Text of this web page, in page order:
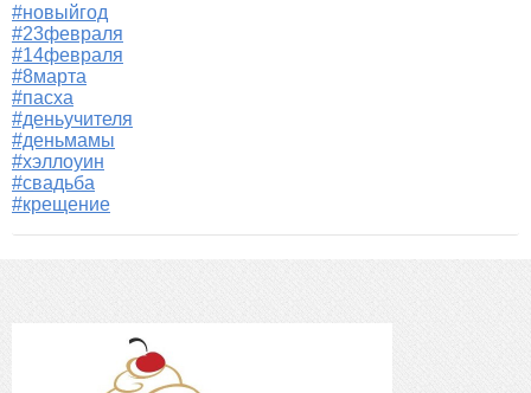
#новыйгод
#23февраля
#14февраля
#8марта
#пасха
#деньучителя
#деньмамы
#хэллоуин
#свадьба
#крещение